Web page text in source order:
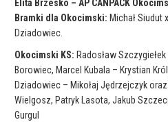
Elita Brzesko – AP CANPACK
Bramki dla Okocimski: Michał Siudut
Dziadowiec.
Okocimski KS: Radosław
Borowiec, Marcel Kubala – Krystian
Dziadowiec – Mikołaj Jędrzejczyk
Wielgosz, Patryk Lasota, Jakub
Gurgul